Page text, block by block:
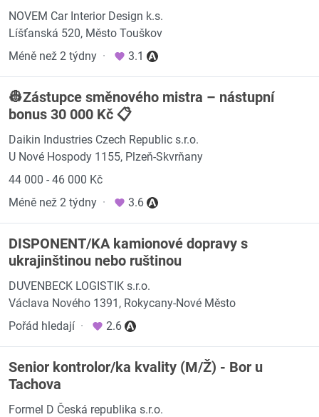
NOVEM Car Interior Design k.s.
Líšťanská 520, Město Touškov
Méně než 2 týdny · 3.1
👷Zástupce směnového mistra – nástupní
bonus 30 000 Kč 📋
Daikin Industries Czech Republic s.r.o.
U Nové Hospody 1155, Plzeň-Skvrňany
44 000 - 46 000 Kč
Méně než 2 týdny · 3.6
DISPONENT/KA kamionové dopravy s
ukrajinštinou nebo ruštinou
DUVENBECK LOGISTIK s.r.o.
Václava Nového 1391, Rokycany-Nové Město
Pořád hledají · 2.6
Senior kontrolor/ka kvality (M/Ž) - Bor u
Tachova
Formel D Česká republika s.r.o.